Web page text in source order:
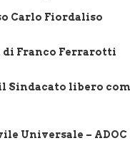
Carlo Fiordaliso
di Franco Ferrarotti
il Sindacato libero
Universale – ADOC